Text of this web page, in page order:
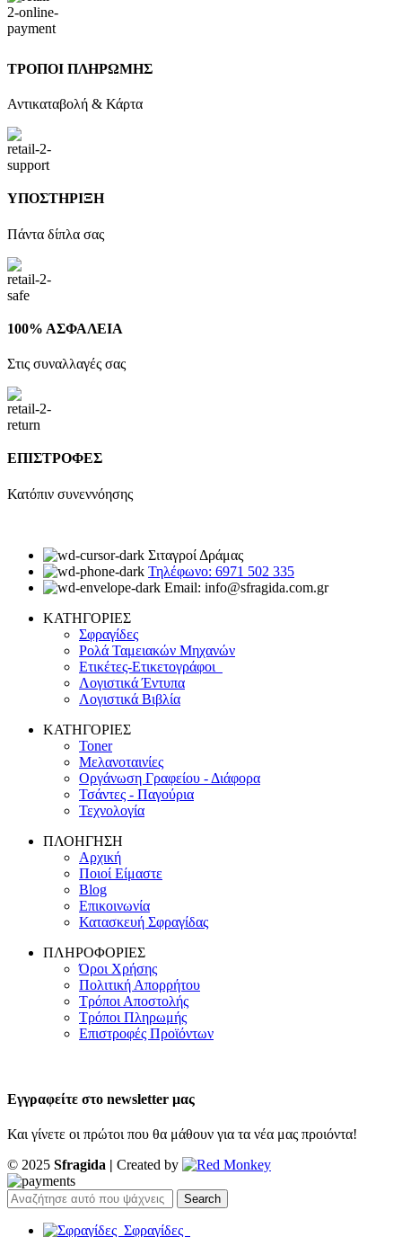
ΤΡΟΠΟΙ ΠΛΗΡΩΜΗΣ
Αντικαταβολή & Κάρτα
ΥΠΟΣΤΗΡΙΞΗ
Πάντα δίπλα σας
100% ΑΣΦΑΛΕΙΑ
Στις συναλλαγές σας
ΕΠΙΣΤΡΟΦΕΣ
Κατόπιν συνεννόησης
Σιταγροί Δράμας
Τηλέφωνο: 6971 502 335
Email: info@sfragida.com.gr
ΚΑΤΗΓΟΡΙΕΣ
Σφραγίδες
Ρολά Ταμειακών Μηχανών
Ετικέτες-Ετικετογράφοι
Λογιστικά Έντυπα
Λογιστικά Βιβλία
ΚΑΤΗΓΟΡΙΕΣ
Toner
Μελανοταινίες
Οργάνωση Γραφείου - Διάφορα
Τσάντες - Παγούρια
Τεχνολογία
ΠΛΟΗΓΗΣΗ
Αρχική
Ποιοί Είμαστε
Blog
Επικοινωνία
Κατασκευή Σφραγίδας
ΠΛΗΡΟΦΟΡΙΕΣ
Όροι Χρήσης
Πολιτική Απορρήτου
Τρόποι Αποστολής
Τρόποι Πληρωμής
Επιστροφές Προϊόντων
Εγγραφείτε στο newsletter μας
Και γίνετε οι πρώτοι που θα μάθουν για τα νέα μας προιόντα!
© 2025 Sfragida | Created by
Search
Σφραγίδες